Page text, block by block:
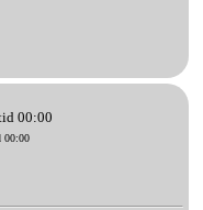
00:00
00:00